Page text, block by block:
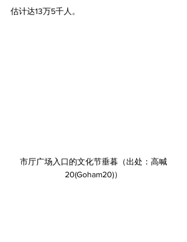
估计达13万5千人。
﻿市厅广场入口的文化节垂暮（出处：高喊
20(Goham20)）